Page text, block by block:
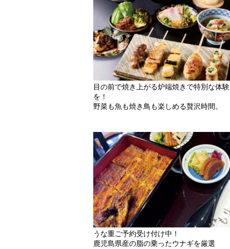
目の前で焼き上がる炉端焼きで特別な体験
を！
野菜も魚も焼き鳥も楽しめる贅沢時間。
うな重ご予約受け付け中！
鹿児島県産の脂の乗ったウナギを厳選